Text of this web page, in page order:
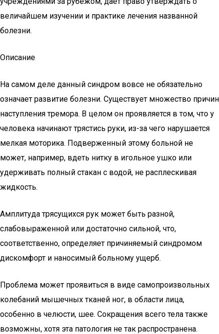
величайшем изучении и практике лечения названной
болезни.
Описание
На самом деле данный синдром вовсе не обязательно
означает развитие болезни. Существует множество причин
наступления тремора. В целом он проявляется в том, что у
человека начинают трястись руки, из-за чего нарушается
мелкая моторика. Подверженный этому больной не
может, например, вдеть нитку в игольное ушко или
удерживать полный стакан с водой, не расплескивая
жидкость.
Амплитуда трясущихся рук может быть разной,
слабовыраженной или достаточно сильной, что,
соответственно, определяет причиняемый синдромом
дискомфорт и наносимый больному ущерб.
Проблема может проявиться в виде самопроизвольных
колебаний мышечных тканей ног, в области лица,
особенно в челюсти, шее. Сокращения всего тела также
возможны, хотя эта патология не так распространена.